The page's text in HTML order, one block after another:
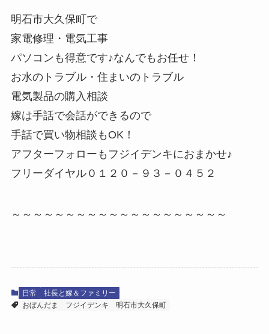
明石市大久保町で
家電修理・電気工事
パソコンも得意です♪なんでもお任せ！
お水のトラブル・住まいのトラブル
電気製品の購入相談
嫁は手話で会話ができるので
手話で買い物相談もOK！
アフターフォローもフジイデンキにおまかせ♪
フリーダイヤル０１２０－９３－０４５２
～～～～～～～～～～～～～～～～～～～～
日常
社長と嫁＆ファミリー
おぼんだま
フジイデンキ 明石市大久保町